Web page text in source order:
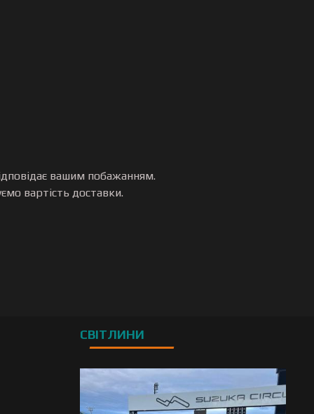
вашим побажанням.
вартість доставки.
СВІТЛИНИ